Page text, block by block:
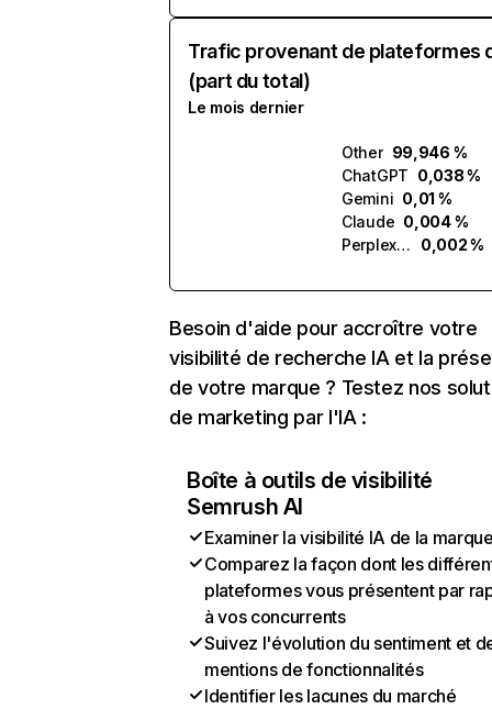
Trafic provenant de plateformes
(part du total)
Le mois dernier
Other 99,946 %
ChatGPT 0,038 %
Gemini 0,01 %
Claude 0,004 %
Perplexity
0,002 %
Besoin d'aide pour accroître votre
visibilité de recherche IA et la
de votre marque ? Testez nos
de marketing par l'IA :
Boîte à outils de visibilité
Semrush AI
Examiner la visibilité IA de la
Comparez la façon dont les
plateformes vous présentent par
à vos concurrents
Suivez l'évolution du sentiment et
mentions de fonctionnalités
Identifier les lacunes du marché